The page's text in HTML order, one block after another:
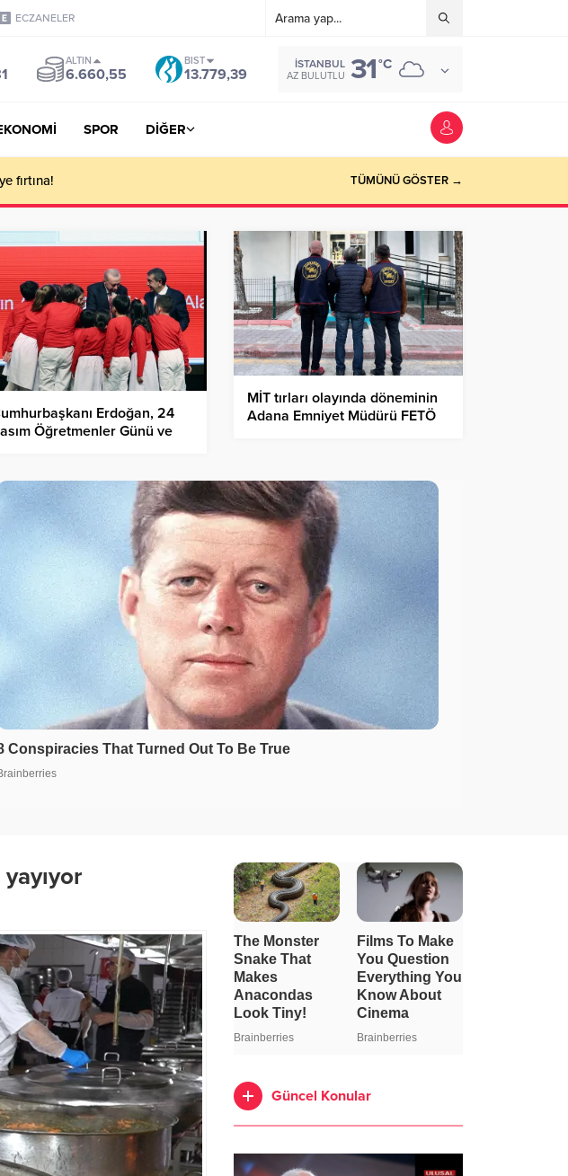
ECZANELER
ALTIN
6.660,55
BIST
13.779,39
İSTANBUL
AZ BULUTLU 31°C
SPOR DİĞER
fırtına! TÜMÜNÜ GÖSTER →
Erdoğan, 24
Öğretmenler Günü ve
MİT tırları olayında döneminin
Adana Emniyet Müdürü FETÖ
Güncel Konular